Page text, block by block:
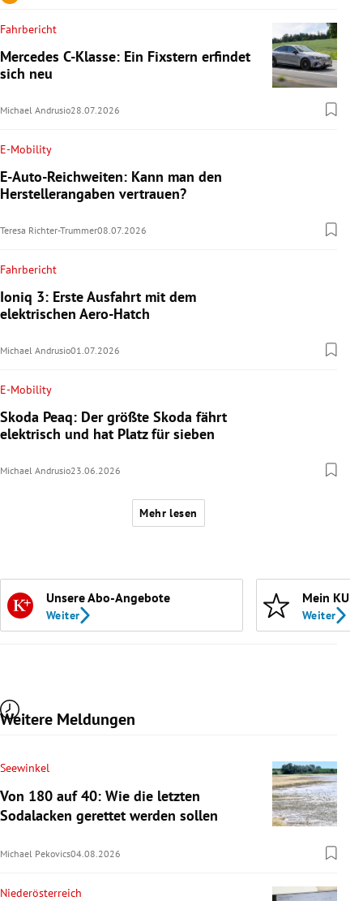
Fahrbericht
Mercedes C-Klasse: Ein Fixstern erfindet
sich neu
Michael Andrusio28.07.2026
E-Mobility
E-Auto-Reichweiten: Kann man den
Herstellerangaben vertrauen?
Teresa Richter-Trummer08.07.2026
Fahrbericht
Ioniq 3: Erste Ausfahrt mit dem
elektrischen Aero-Hatch
Michael Andrusio01.07.2026
E-Mobility
Skoda Peaq: Der größte Skoda fährt
elektrisch und hat Platz für sieben
Michael Andrusio23.06.2026
Mehr lesen
Unsere Abo-Angebote
Weiter
Mein
Weiter
Weitere Meldungen
Seewinkel
Von 180 auf 40: Wie die letzten
Sodalacken gerettet werden sollen
Michael Pekovics04.08.2026
Niederösterreich